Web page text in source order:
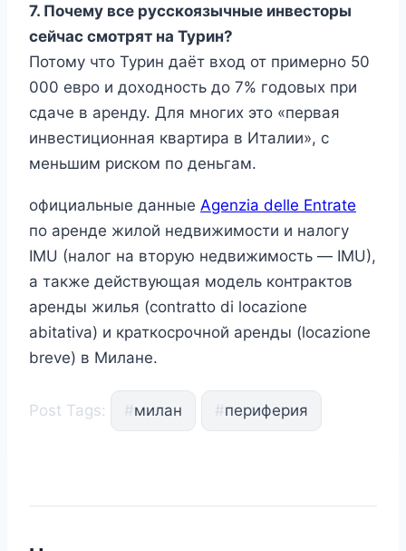
7. Почему все русскоязычные инвесторы
сейчас смотрят на Турин?
Потому что Турин даёт вход от примерно 50
000 евро и доходность до 7% годовых при
сдаче в аренду. Для многих это «первая
инвестиционная квартира в Италии», с
меньшим риском по деньгам.
официальные данные Agenzia delle Entrate
по аренде жилой недвижимости и налогу
IMU (налог на вторую недвижимость — IMU),
а также действующая модель контрактов
аренды жилья (contratto di locazione
abitativa) и краткосрочной аренды (locazione
breve) в Милане.
Post Tags: #милан #перифeрия